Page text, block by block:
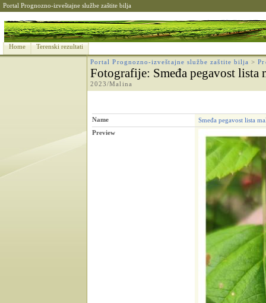
Portal Prognozno-izveštajne službe zaštite bilja
Home Terenski rezultati
Portal Prognozno-izveštajne službe zaštite bilja >
Fotografije: Smeđa pegavost
2023/Malina
Name
Smeđa pegavost lista
Preview